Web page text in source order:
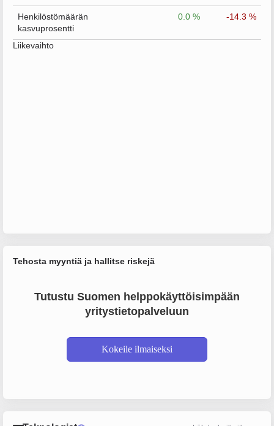
Henkilöstömäärän
kasvuprosentti
0.0 % -14.3 %
Liikevaihto
Tehosta myyntiä ja hallitse riskejä
Tutustu Suomen helppokäyttöisimpään
yritystietopalveluun
Kokeile ilmaiseksi